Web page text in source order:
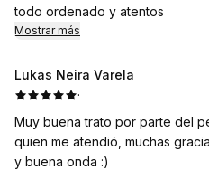
todo ordenado y atentos
Mostrar más
Lukas Neira Varela
·
Muy buena trato por parte del
quien me atendió, muchas
y buena onda :)